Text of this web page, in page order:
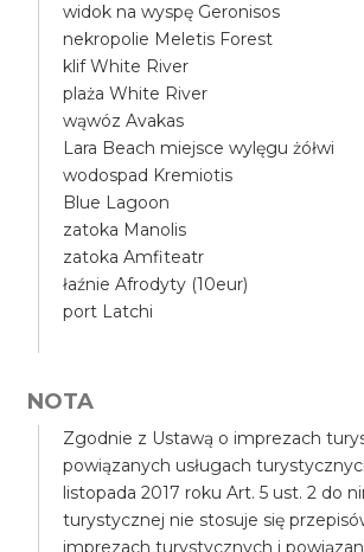
widok na wyspę Geronisos
nekropolie Meletis Forest
klif White River
plaża White River
wąwóz Avakas
Lara Beach miejsce wylęgu żółwi
wodospad Kremiotis
Blue Lagoon
zatoka Manolis
zatoka Amfiteatr
łaźnie Afrodyty (10eur)
port Latchi
NOTA
Zgodnie z Ustawą o imprezach
powiązanych usługach
listopada 2017 roku Art. 5 ust. 2 do
turystycznej nie stosuje się
imprezach turystycznych i